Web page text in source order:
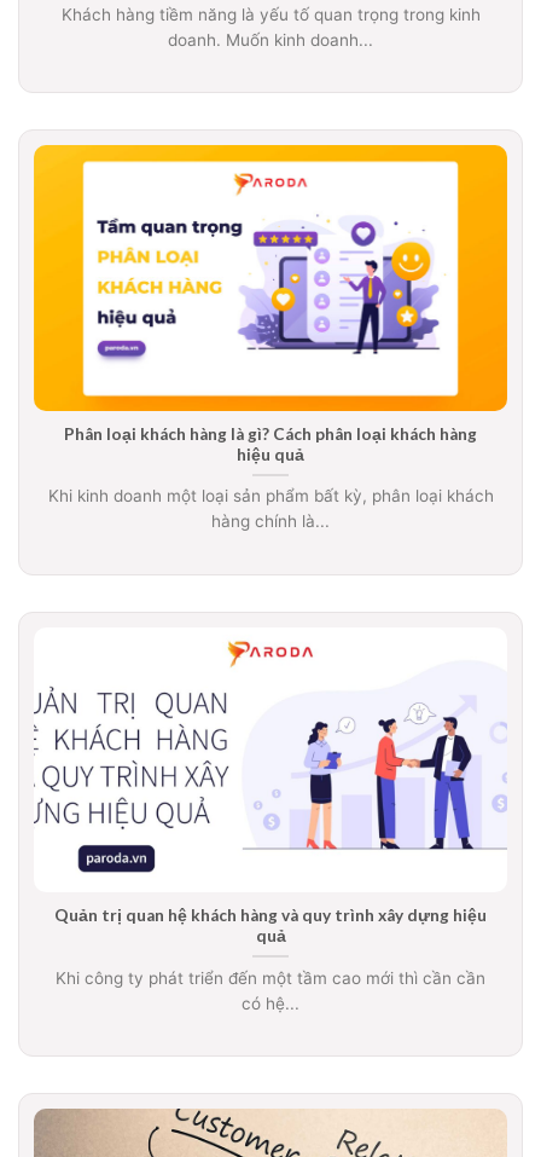
Khách hàng tiềm năng là yếu tố quan trọng trong kinh
doanh. Muốn kinh doanh...
Phân loại khách hàng là gì? Cách phân loại khách hàng
hiệu quả
Khi kinh doanh một loại sản phẩm bất kỳ, phân loại khách
hàng chính là...
Quản trị quan hệ khách hàng và quy trình xây dựng hiệu
quả
Khi công ty phát triển đến một tầm cao mới thì cần cần
có hệ...